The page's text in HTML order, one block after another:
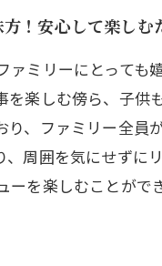
！安心して楽しむ
ァミリーにとっても
を楽しむ傍ら、子供
り、ファミリー全
、周囲を気にせずに
ーを楽しむことが